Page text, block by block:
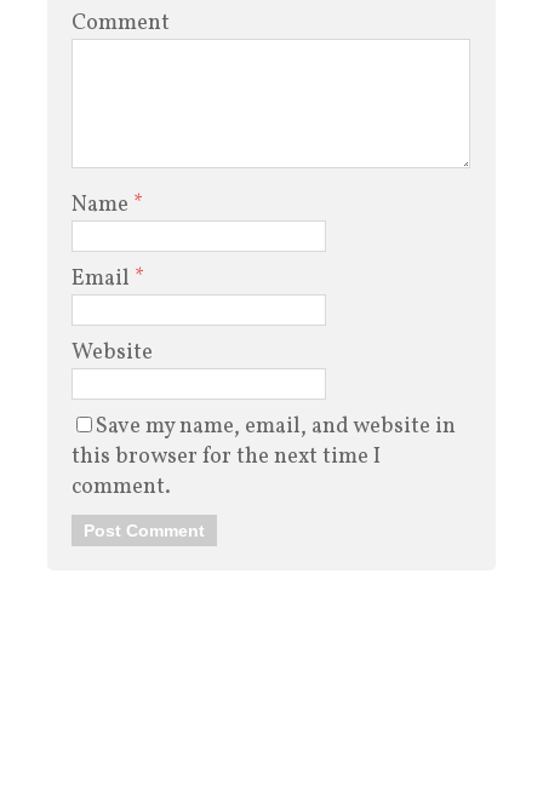
Comment
Name *
Email *
Website
Save my name, email, and website in
this browser for the next time I
comment.